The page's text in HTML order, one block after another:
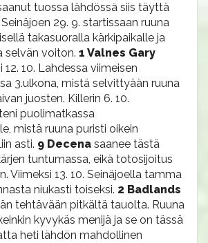
tuossa lähdössä siis täyttä
29. 9. startissaan ruuna
takasuoralla kärkipaikalle ja
selvän voiton. 1 Valnes Gary
12. 10. Lahdessa viimeisen
3.ulkona, mistä selvittyään ruuna
juosten. Killerin 6. 10.
puolimatkassa
mistä ruuna puristi oikein
asti. 9 Decena saanee tästä
tuntumassa, eikä totosijoitus
Viimeksi 13. 10. Seinäjoella tamma
niukasti toiseksi. 2 Badlands
tehtävään pitkältä tauolta. Ruuna
kyvykäs menijä ja se on tässä
heti lähdön mahdollinen